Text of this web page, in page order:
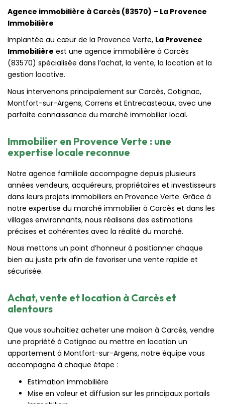
Agence immobilière à Carcès (83570) – La Provence
Immobilière
Implantée au cœur de la Provence Verte, La Provence
Immobilière est une agence immobilière à Carcès
(83570) spécialisée dans l’achat, la vente, la location et la
gestion locative.
Nous intervenons principalement sur Carcès, Cotignac,
Montfort-sur-Argens, Correns et Entrecasteaux, avec une
parfaite connaissance du marché immobilier local.
Immobilier en Provence Verte : une
expertise locale reconnue
Notre agence familiale accompagne depuis plusieurs
années vendeurs, acquéreurs, propriétaires et investisseurs
dans leurs projets immobiliers en Provence Verte. Grâce à
notre expertise du marché immobilier à Carcès et dans les
villages environnants, nous réalisons des estimations
précises et cohérentes avec la réalité du marché.
Nous mettons un point d’honneur à positionner chaque
bien au juste prix afin de favoriser une vente rapide et
sécurisée.
Achat, vente et location à Carcès et
alentours
Que vous souhaitiez acheter une maison à Carcès, vendre
une propriété à Cotignac ou mettre en location un
appartement à Montfort-sur-Argens, notre équipe vous
accompagne à chaque étape :
Estimation immobilière
Mise en valeur et diffusion sur les principaux portails